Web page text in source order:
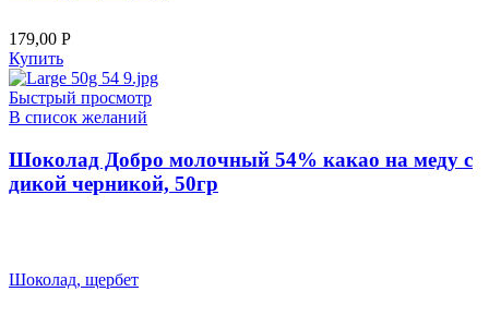
179,00 Р
Купить
Быстрый просмотр
В список желаний
Шоколад Добро молочный 54% какао на меду с
дикой черникой, 50гр
Шоколад, щербет